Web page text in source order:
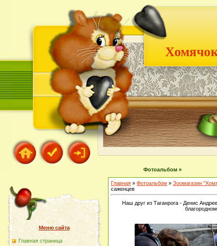
Фотоальбом »
Меню сайта
Главная страница
Главная » Фотоальбом » Зоомагазин
саженцев
Наш друг из Таганрога - Денис